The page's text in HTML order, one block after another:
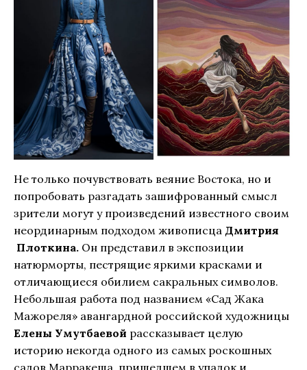
Не только почувствовать веяние Востока, но и
попробовать разгадать зашифрованный смысл
зрители могут у произведений известного своим
неординарным подходом живописца Дмитрия
Плоткина. Он представил в экспозиции
натюрморты, пестрящие яркими красками и
отличающиеся обилием сакральных символов.
Небольшая работа под названием «Сад Жака
Мажореля» авангардной российской художницы
Елены Умутбаевой рассказывает целую
историю некогда одного из самых роскошных